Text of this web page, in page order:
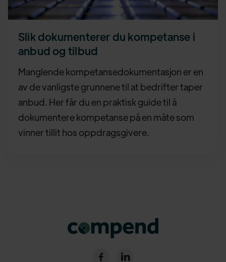
Slik dokumenterer du kompetanse i
anbud og tilbud
Manglende kompetansedokumentasjon er en
av de vanligste grunnene til at bedrifter taper
anbud. Her får du en praktisk guide til å
dokumentere kompetanse på en måte som
vinner tillit hos oppdragsgivere.
 